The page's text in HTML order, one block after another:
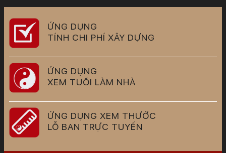
ỨNG DỤNG
TÍNH CHI PHÍ XÂY DỰNG
ỨNG DỤNG
XEM TUỔI LÀM NHÀ
ỨNG DỤNG XEM THƯỚC
LỖ BAN TRỰC TUYẾN